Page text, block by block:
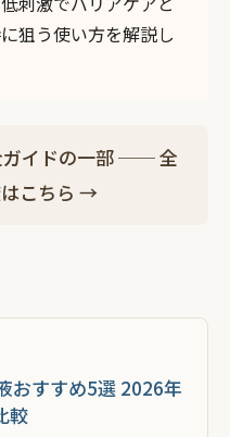
狙う使い方を解説し
ガイドの一部 ── 全
こちら →
おすすめ5選 2026年
較